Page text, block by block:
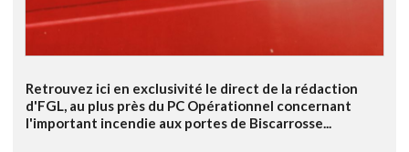
Retrouvez ici en exclusivité le direct de la rédaction
d'FGL, au plus près du PC Opérationnel concernant
l'important incendie aux portes de Biscarrosse...